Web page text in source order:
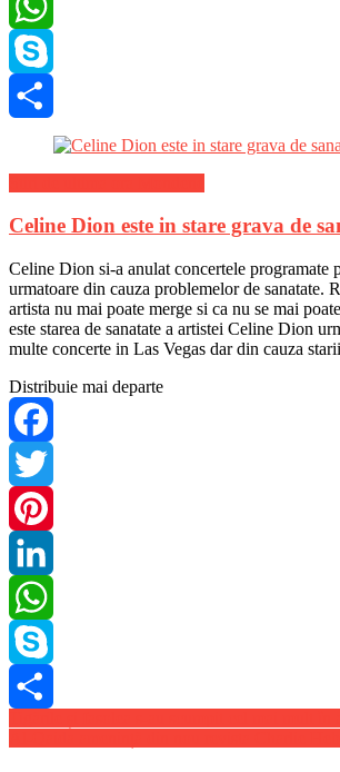
LinkedIn
WhatsApp
Skype
Stiri de ultima ora Mondene
Celine Dion este in stare grava de
Celine Dion si-a anulat concertele programate
urmatoare din cauza problemelor de sanatate.
artista nu mai poate merge si ca nu se mai
este starea de sanatate a artistei Celine Dion
multe concerte in Las Vegas dar din cauza
Distribuie mai departe
Facebook
Twitter
Pinterest
LinkedIn
WhatsApp
Skype
Navigare
Tigările și fasolea s-au scumpit cel mai mult în
Al-Qaida amenință din nou revista Charlie